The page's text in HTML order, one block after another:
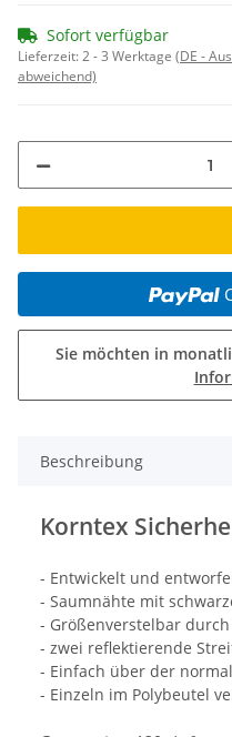
Sofort verfügbar
Lieferzeit:2 - 3 Werktage (DE -
abweichend)
Sie möchten in
Beschreibung
Korntex
- Entwickelt und
- Saumnähte mit
- Größenverstelbar
- zwei reflektierende
- Einfach über der
- Einzeln im Polybeutel